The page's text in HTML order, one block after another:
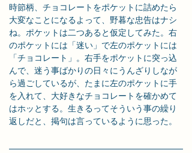
時節柄、チョコレートをポケットに詰めたら
大変なことになるよって、野暮な忠告はナシ
ね。ポケットは二つあると仮定してみた。右
のポケットには「迷い」で左のポケットには
「チョコレート」。右手をポケットに突っ込
んで、迷う事ばかりの日々にうんざりしなが
ら過ごしているが、たまに左のポケットに手
を入れて、大好きなチョコレートを確かめて
はホッとする。生きるってそういう事の繰り
返しだと、掲句は言っているように思った。